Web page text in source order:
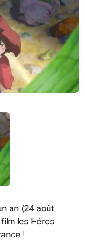
an (24 août
les Héros
!